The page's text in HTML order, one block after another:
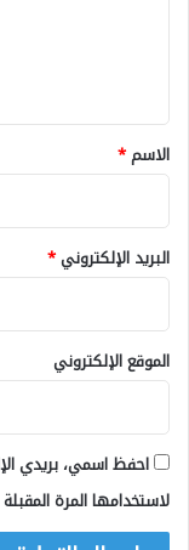
*
الاسم*
البريد الإلكتروني*
الموقع الإلكتروني
احفظ اسمي، بريدي
لاستخدامها المرة